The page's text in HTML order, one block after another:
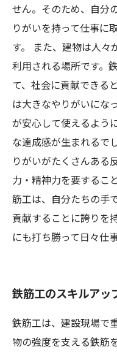
せん。そのため、自分
りがいを持って仕事に
す。 また、建物は人々
利用される場所です。
て、社会に貢献できる
は大きなやりがいにな
が安心して使えるよう
な達成感が生まれるで
りがいがたくさんある
力・精神力を要するこ
筋工は、自分たちの手
貢献することに誇りを
にも打ち勝って日々仕
鉄筋工のスキルアッ
鉄筋工は、建設現場で
物の強度を支える鉄筋